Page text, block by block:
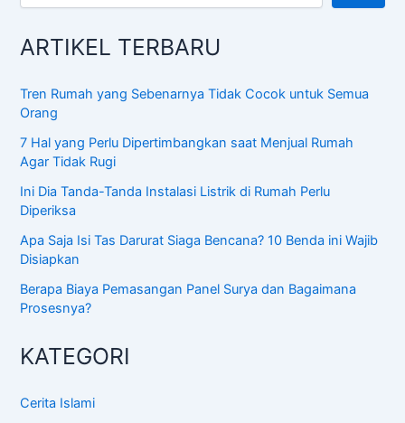
ARTIKEL TERBARU
Tren Rumah yang Sebenarnya Tidak Cocok untuk Semua
Orang
7 Hal yang Perlu Dipertimbangkan saat Menjual Rumah
Agar Tidak Rugi
Ini Dia Tanda-Tanda Instalasi Listrik di Rumah Perlu
Diperiksa
Apa Saja Isi Tas Darurat Siaga Bencana? 10 Benda ini Wajib
Disiapkan
Berapa Biaya Pemasangan Panel Surya dan Bagaimana
Prosesnya?
KATEGORI
Cerita Islami